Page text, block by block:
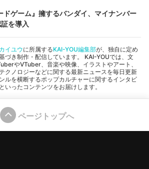
ドゲーム』擁するバンダイ、マイナンバー
を導入
イユウに所属するKAI-YOU編集部が、独自に定め
づき制作・配信しています。 KAI-YOUでは、文
やVTuber、音楽や映像、イラストやアート、
クノロジーなどに関する最新ニュースを毎日更新
ルを横断するポップカルチャーに関するインタビ
いったコンテンツをお届けします。
ページトップへ